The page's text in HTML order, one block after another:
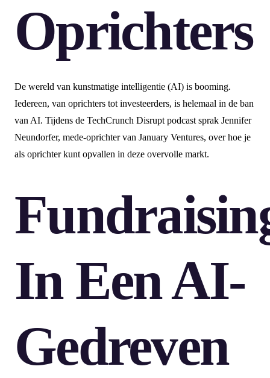
Oprichters
De wereld van kunstmatige intelligentie (AI) is booming.
Iedereen, van oprichters tot investeerders, is helemaal in de ban
van AI. Tijdens de TechCrunch Disrupt podcast sprak Jennifer
Neundorfer, mede-oprichter van January Ventures, over hoe je
als oprichter kunt opvallen in deze overvolle markt.
In Een AI-
Gedreven